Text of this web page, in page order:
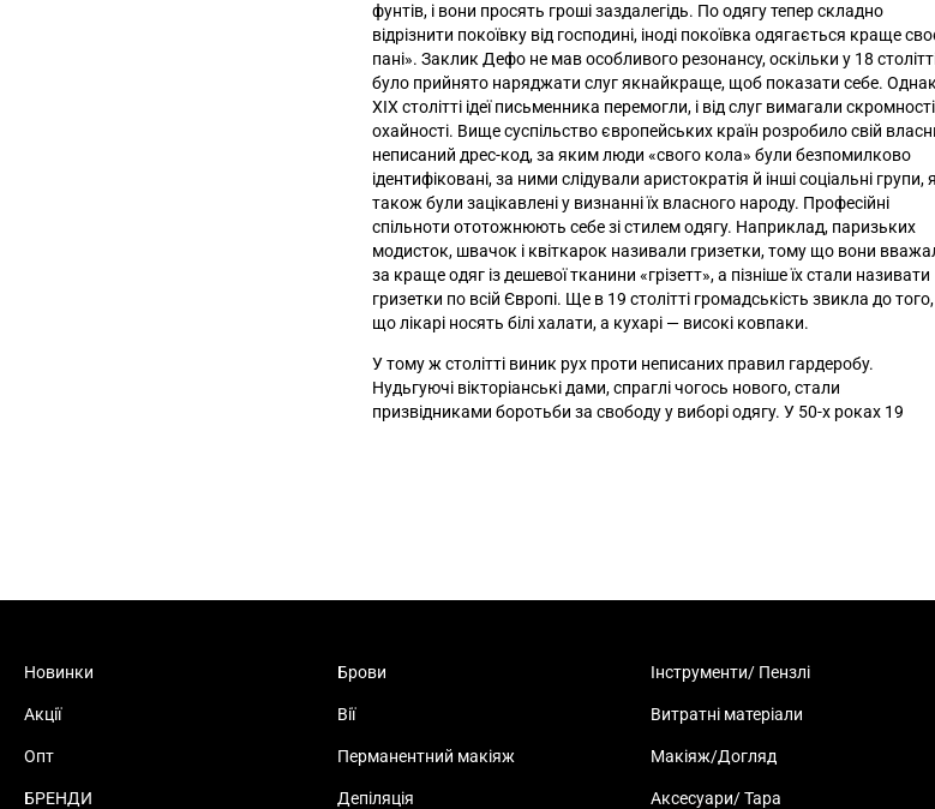
фунтів, і вони просять гроші заздалегідь. По одягу тепер складно
відрізнити покоївку від господині, іноді покоївка одягається краще
пані». Заклик Дефо не мав особливого резонансу, оскільки у 18
було прийнято наряджати слуг якнайкраще, щоб показати себе.
XIX столітті ідеї письменника перемогли, і від слуг вимагали скромності
охайності. Вище суспільство європейських країн розробило свій
неписаний дрес-код, за яким люди «свого кола» були безпомилково
ідентифіковані, за ними слідували аристократія й інші соціальні групи,
також були зацікавлені у визнанні їх власного народу. Професійні
спільноти ототожнюють себе зі стилем одягу. Наприклад, паризьких
модисток, швачок і квіткарок називали гризетки, тому що вони
за краще одяг із дешевої тканини «грізетт», а пізніше їх стали називати
гризетки по всій Європі. Ще в 19 столітті громадськість звикла до того,
що лікарі носять білі халати, а кухарі — високі ковпаки.
У тому ж столітті виник рух проти неписаних правил гардеробу.
Нудьгуючі вікторіанські дами, спраглі чогось нового, стали
призвідниками боротьби за свободу у виборі одягу. У 50-х роках 19
Новинки
Акції
Опт
БРЕНДИ
Брови
Вії
Перманентний макіяж
Депіляція
Інструменти/ Пензлі
Витратні матеріали
Макіяж/Догляд
Аксесуари/ Тара